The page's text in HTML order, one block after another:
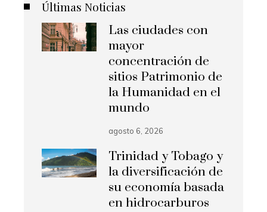
Últimas Noticias
Las ciudades con
mayor
concentración de
sitios Patrimonio de
la Humanidad en el
mundo
agosto 6, 2026
Trinidad y Tobago y
la diversificación de
su economía basada
en hidrocarburos